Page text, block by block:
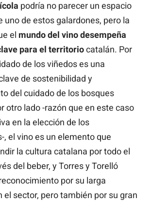
podría no parecer un espacio
uno de estos galardones, pero la
el mundo del vino desempeña
para el territoriocatalán. Por
de los viñedos es una
de sostenibilidad y
del cuidado de los bosques
otro lado -razón que en este caso
en la elección de los
, el vino es un elemento que
la cultura catalana por todo el
del beber, y Torres y Torelló
por su larga
el sector, pero también por su gran